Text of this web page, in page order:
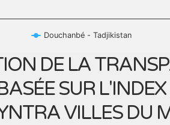
Douchanbé - Tadjikistan
DE LA
SUR L'INDEX
VILLES DU